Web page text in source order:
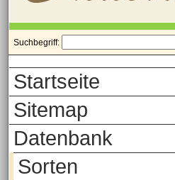
Suchbegriff:
Startseite
Sitemap
Datenbank
Sorten